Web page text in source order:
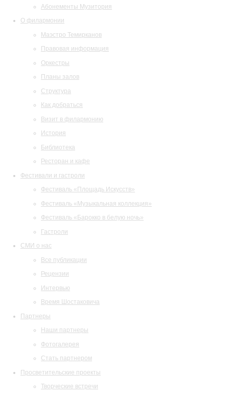
Абонементы Музитория
О филармонии
Маэстро Темирканов
Правовая информация
Оркестры
Планы залов
Структура
Как добраться
Визит в филармонию
История
Библиотека
Ресторан и кафе
Фестивали и гастроли
Фестиваль «Площадь Искусств»
Фестиваль «Музыкальная коллекция»
Фестиваль «Барокко в белую ночь»
Гастроли
СМИ о нас
Все публикации
Рецензии
Интервью
Время Шостаковича
Партнеры
Наши партнеры
Фотогалерея
Стать партнером
Просветительские проекты
Творческие встречи